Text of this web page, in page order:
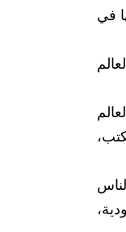
في